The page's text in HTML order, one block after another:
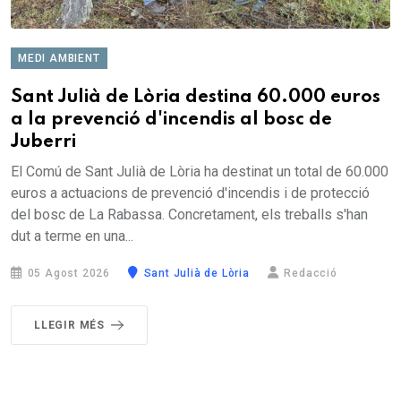
MEDI AMBIENT
Sant Julià de Lòria destina 60.000 euros
a la prevenció d'incendis al bosc de
Juberri
El Comú de Sant Julià de Lòria ha destinat un total de 60.000
euros a actuacions de prevenció d'incendis i de protecció
del bosc de La Rabassa. Concretament, els treballs s'han
dut a terme en una...
05 Agost 2026 Sant Julià de Lòria Redacció
LLEGIR MÉS